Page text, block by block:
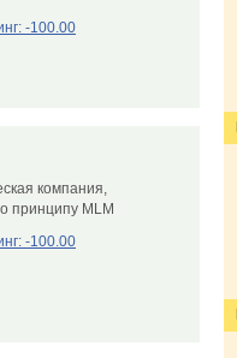
-100.00
компания,
принципу MLM
-100.00